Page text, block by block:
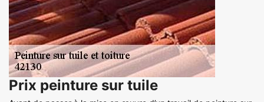
Prix peinture sur tuile